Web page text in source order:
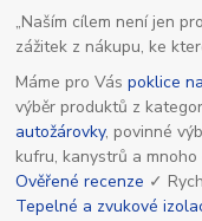
„Naším cílem není jen
zážitek z nákupu, ke
Máme pro Váspoklice
výběr produktů z
autožárovky, povinné
kufru, kanystrů a
Ověřené recenze ✓
Tepelné a zvukové